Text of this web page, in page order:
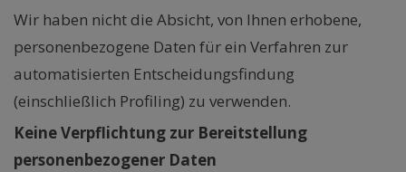
Wir haben nicht die Absicht, von Ihnen erhobene,
personenbezogene Daten für ein Verfahren zur
automatisierten Entscheidungsfindung
(einschließlich Profiling) zu verwenden.
Keine Verpflichtung zur Bereitstellung
personenbezogener Daten